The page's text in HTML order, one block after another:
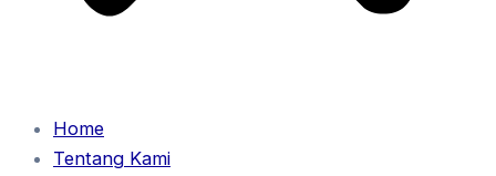
Home
Tentang Kami